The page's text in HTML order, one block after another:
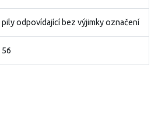
pily odpovídající bez výjimky označení
56